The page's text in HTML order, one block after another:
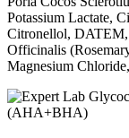
Potassium Lactate,
Citronellol, DATEM,
Officinalis
Magnesium